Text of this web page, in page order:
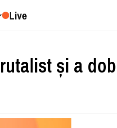
Live
şi a